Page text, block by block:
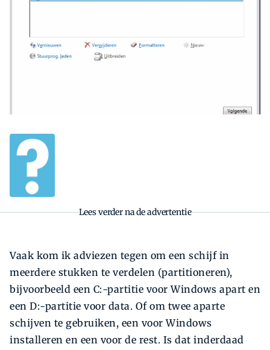
Zoeken
Lees verder na de advertentie
Vaak kom ik adviezen tegen om een schijf in
meerdere stukken te verdelen (partitioneren),
bijvoorbeeld een C:-partitie voor Windows apart en
een D:-partitie voor data. Of om twee aparte
schijven te gebruiken, een voor Windows
installeren en een voor de rest. Is dat inderdaad